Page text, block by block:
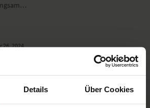
Details Über Cookies
26, 2024
zu schnell. Ansonsten sehr gut
Warme angenehme stimme!